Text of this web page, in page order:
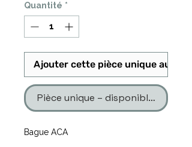
Quantité *
Ajouter cette pièce unique au
Pièce unique – disponible en un
Bague ACA